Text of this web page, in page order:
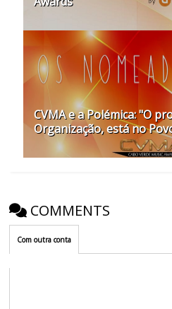
CVMA e a Polémica: "O
Organização, está no
COMMENTS
Com outra conta